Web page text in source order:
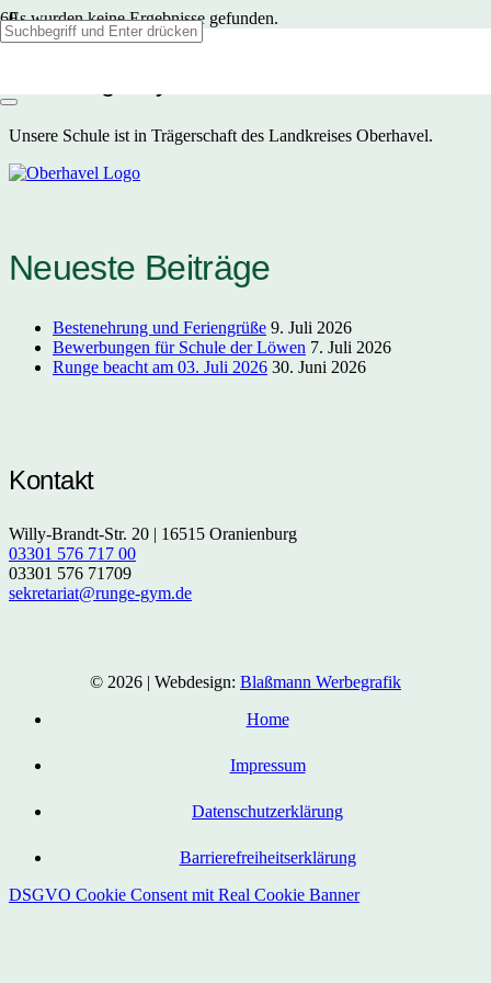
Es wurden keine Ergebnisse gefunden.
Unsere Schule ist in Trägerschaft des Landkreises Oberhavel.
Neueste Beiträge
Bestenehrung und Feriengrüße 9. Juli 2026
Bewerbungen für Schule der Löwen 7. Juli 2026
Runge beacht am 03. Juli 2026 30. Juni 2026
Kontakt
Willy-Brandt-Str. 20 | 16515 Oranienburg
03301 576 717 00
03301 576 71709
sekretariat@runge-gym.de
© 2026 | Webdesign: Blaßmann Werbegrafik
Home
Impressum
Datenschutzerklärung
Barrierefreiheitserklärung
DSGVO Cookie Consent mit Real Cookie Banner